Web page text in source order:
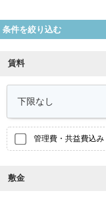
条件を絞り込む
賃料
管理費・共益費込み
敷金